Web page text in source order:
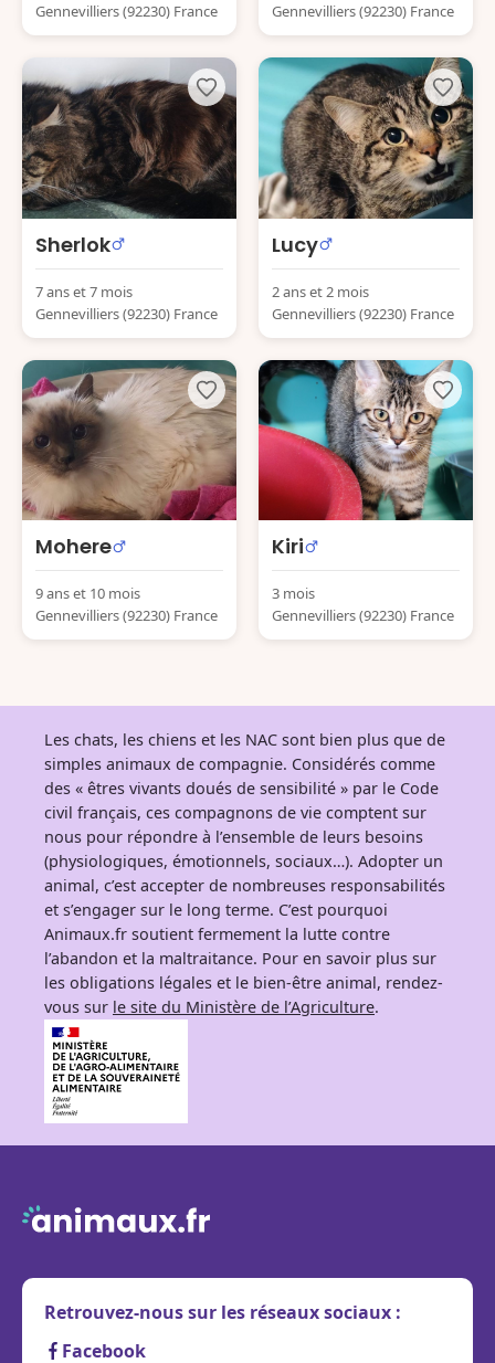
Gennevilliers (92230) France
Gennevilliers (92230) France
Sherlok
7 ans et 7 mois
Gennevilliers (92230) France
Lucy
2 ans et 2 mois
Gennevilliers (92230) France
Mohere
9 ans et 10 mois
Gennevilliers (92230) France
Kiri
3 mois
Gennevilliers (92230) France
Les chats, les chiens et les NAC sont bien plus que de
simples animaux de compagnie. Considérés comme
des « êtres vivants doués de sensibilité » par le Code
civil français, ces compagnons de vie comptent sur
nous pour répondre à l’ensemble de leurs besoins
(physiologiques, émotionnels, sociaux…). Adopter un
animal, c’est accepter de nombreuses responsabilités
et s’engager sur le long terme. C’est pourquoi
Animaux.fr soutient fermement la lutte contre
l’abandon et la maltraitance. Pour en savoir plus sur
les obligations légales et le bien-être animal, rendez-
vous sur le site du Ministère de l’Agriculture.
Retrouvez-nous sur les réseaux sociaux :
Facebook